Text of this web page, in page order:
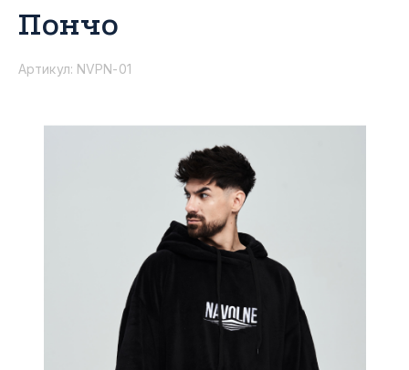
Пончо
Артикул: NVPN-01